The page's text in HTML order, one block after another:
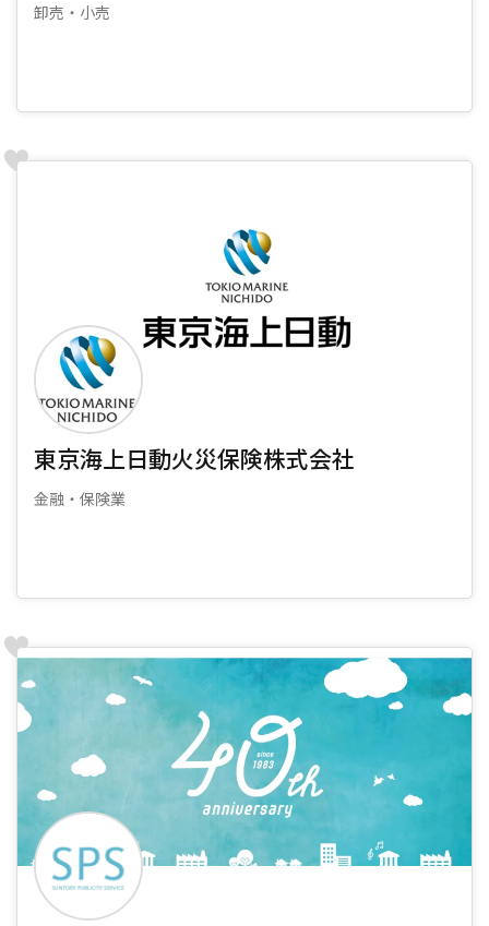
卸売・小売
東京海上日動火災保険株式会社
金融・保険業